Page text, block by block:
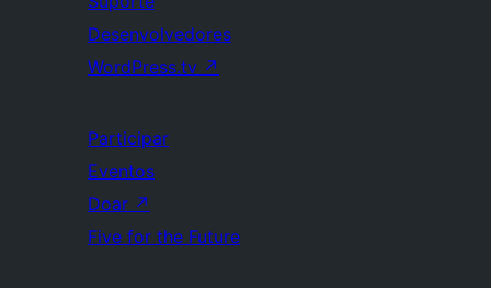
Desenvolvedores
WordPress.tv ↗
Participar
Eventos
Doar ↗
Five for the Future